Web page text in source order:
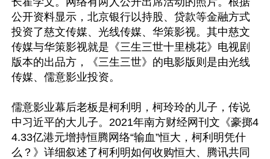
公开资料显示，北京银行以持股、贷款等金融方式
投资了慈文传媒、光线传媒、华策影视。其中慈文
传媒与华策影视就是《三生三世十里桃花》电视剧
版本的出品方，《三生三世》的电影版则是由光线
传媒、儒意影业投资。
儒意影业幕后老板是柯利明，柯玲玲的儿子，传说
中习近平的大儿子。2021年南方财经网刊文《豪掷4
4.33亿港元增持恒腾网络“输血”恒大，柯利明凭什
么？》详细叙述了柯利明如何收购恒大、腾讯共同